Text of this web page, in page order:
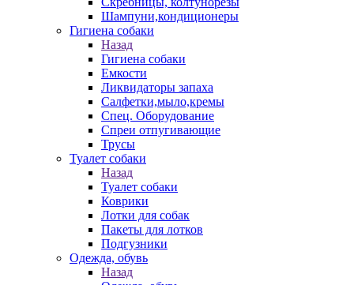
Шампуни,кондиционеры
Гигиена собаки
Назад
Гигиена собаки
Емкости
Ликвидаторы запаха
Салфетки,мыло,кремы
Спец. Оборудование
Спреи отпугивающие
Трусы
Туалет собаки
Назад
Туалет собаки
Коврики
Лотки для собак
Пакеты для лотков
Подгузники
Одежда, обувь
Назад